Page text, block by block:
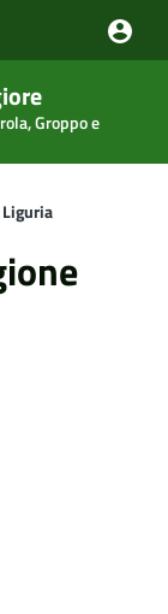
Groppo e
Liguria